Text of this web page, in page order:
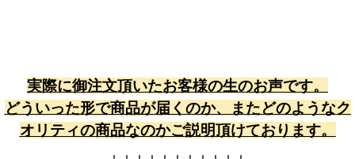
実際に御注文頂いたお客様の生のお声です。
どういった形で商品が届くのか、またどのようなク
オリティの商品なのかご説明頂けております。